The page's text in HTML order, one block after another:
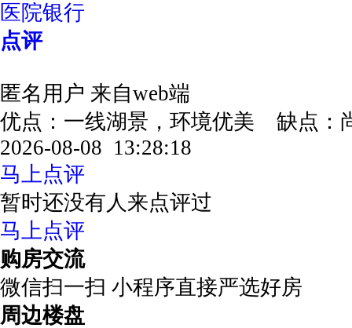
医院银行
点评
匿名用户 来自web端
优点：一线湖景，环境优美 缺点
2026-08-08 13:28:18
马上点评
暂时还没有人来点评过
马上点评
购房交流
微信扫一扫 小程序直接严选好房
周边楼盘